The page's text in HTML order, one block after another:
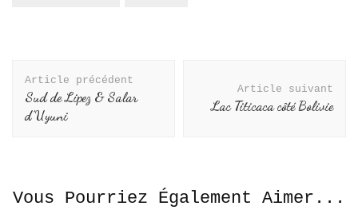
Article précédent
Sud de Lipez & Salar
d’Uyuni
Article suivant
Lac Titicaca côté Bolivie
Vous Pourriez Également Aimer...